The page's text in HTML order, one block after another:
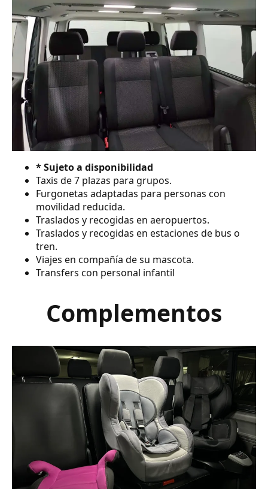
* Sujeto a disponibilidad
Taxis de 7 plazas para grupos.
Furgonetas adaptadas para personas con
movilidad reducida.
Traslados y recogidas en aeropuertos.
Traslados y recogidas en estaciones de bus o
tren.
Viajes en compañía de su mascota.
Transfers con personal infantil
Complementos